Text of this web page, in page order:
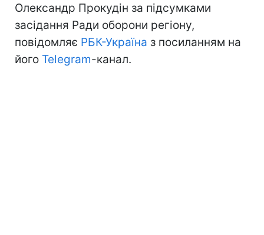
Олександр Прокудін за підсумками
засідання Ради оборони регіону,
повідомляє РБК-Україна з посиланням на
його Telegram-канал.